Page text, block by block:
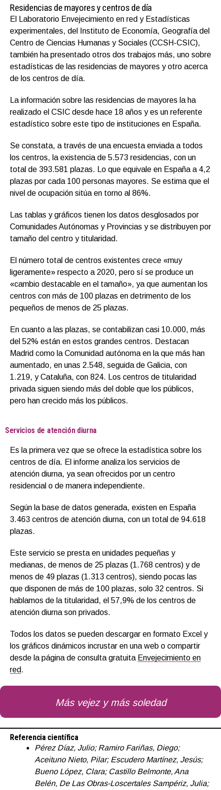
Residencias de mayores y centros de día
El Laboratorio Envejecimiento en red y Estadísticas
experimentales, del Instituto de Economía, Geografía del
Centro de Ciencias Humanas y Sociales (CCSH-CSIC),
también ha presentado otros dos trabajos más, uno sobre
estadísticas de las residencias de mayores y otro acerca
de los centros de día.
La información sobre las residencias de mayores la ha
realizado el CSIC desde hace 18 años y es un referente
estadístico sobre este tipo de instituciones en España.
Se constata, a través de una encuesta enviada a todos
los centros, la existencia de 5.573 residencias, con un
total de 393.581 plazas. Lo que equivale en España a 4,2
plazas por cada 100 personas mayores. Se estima que el
nivel de ocupación sitúa en torno al 86%.
Las tablas y gráficos tienen los datos desglosados por
Comunidades Autónomas y Provincias y se distribuyen por
tamaño del centro y titularidad.
El número total de centros existentes crece «muy
ligeramente» respecto a 2020, pero sí se produce un
«cambio destacable en el tamaño», ya que aumentan los
centros con más de 100 plazas en detrimento de los
pequeños de menos de 25 plazas.
En cuanto a las plazas, se contabilizan casi 10.000, más
del 52% están en estos grandes centros. Destacan
Madrid como la Comunidad autónoma en la que más han
aumentado, en unas 2.548, seguida de Galicia, con
1.219, y Cataluña, con 824. Los centros de titularidad
privada siguen siendo más del doble que los públicos,
pero han crecido más los públicos.
Servicios de atención diurna
Es la primera vez que se ofrece la estadística sobre los
centros de día. El informe analiza los servicios de
atención diurna, ya sean ofrecidos por un centro
residencial o de manera independiente.
Según la base de datos generada, existen en España
3.463 centros de atención diurna, con un total de 94.618
plazas.
Este servicio se presta en unidades pequeñas y
medianas, de menos de 25 plazas (1.768 centros) y de
menos de 49 plazas (1.313 centros), siendo pocas las
que disponen de más de 100 plazas, solo 32 centros. Si
hablamos de la titularidad, el 57,9% de los centros de
atención diurna son privados.
Todos los datos se pueden descargar en formato Excel y
los gráficos dinámicos incrustar en una web o compartir
desde la página de consulta gratuita Envejecimiento en
red.
Más vejez y más soledad
Referencia científica
Pérez Díaz, Julio; Ramiro Fariñas, Diego;
Aceituno Nieto, Pilar; Escudero Martínez, Jesús;
Bueno López, Clara; Castillo Belmonte, Ana
Belén, De Las Obras-Loscertales Sampériz, Julia;